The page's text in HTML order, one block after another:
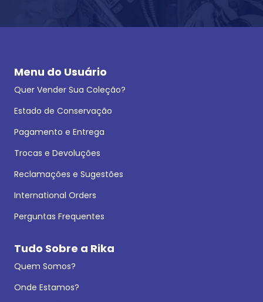
Menu do Usuário
Quer Vender Sua Coleção?
Estado de Conservação
Pagamento e Entrega
Trocas e Devoluções
Reclamações e Sugestões
International Orders
Perguntas Frequentes
Tudo Sobre a Rika
Quem Somos?
Onde Estamos?